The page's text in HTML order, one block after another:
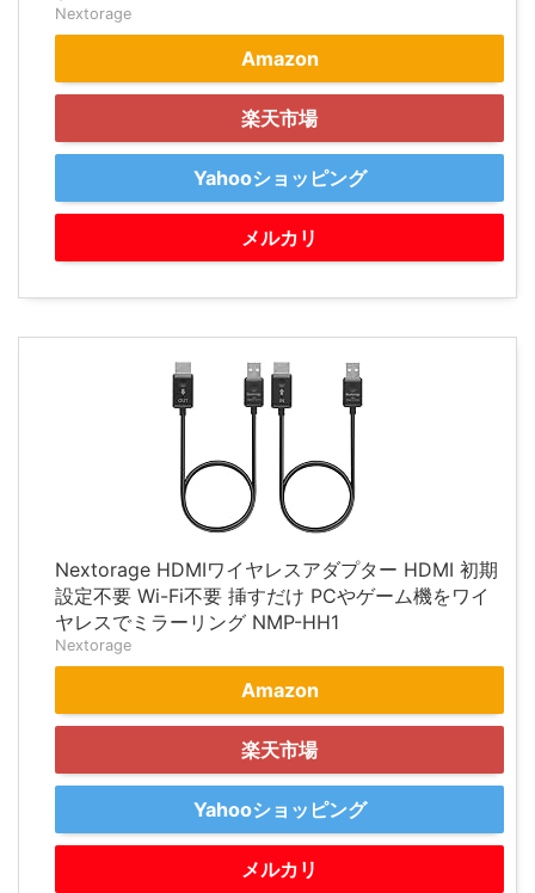
Nextorage
Amazon
楽天市場
Yahooショッピング
メルカリ
Nextorage HDMIワイヤレスアダプター HDMI 初期
設定不要 Wi-Fi不要 挿すだけ PCやゲーム機をワイ
ヤレスでミラーリング NMP-HH1
Nextorage
Amazon
楽天市場
Yahooショッピング
メルカリ